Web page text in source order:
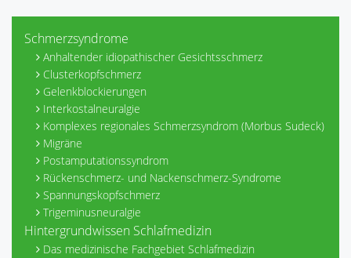
Schmerzsyndrome
Anhaltender idiopathischer Gesichtsschmerz
Clusterkopfschmerz
Gelenkblockierungen
Interkostalneuralgie
Komplexes regionales Schmerzsyndrom (Morbus Sudeck)
Migräne
Postamputationssyndrom
Rückenschmerz- und Nackenschmerz-Syndrome
Spannungskopfschmerz
Trigeminusneuralgie
Hintergrundwissen Schlafmedizin
Das medizinische Fachgebiet Schlafmedizin